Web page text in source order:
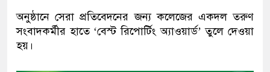
অনুষ্ঠানে সেরা প্রতিবেদনের জন্য কলেজের একদল তরুণ
সংবাদকর্মীর হাতে ‘বেস্ট রিপোর্টিং অ্যাওয়ার্ড’ তুলে দেওয়া
হয়।